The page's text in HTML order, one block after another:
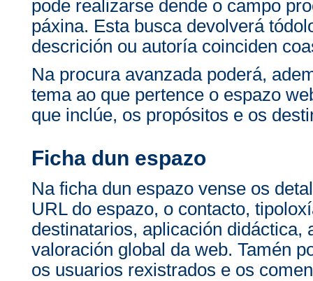
pode realizarse dende o campo
páxina. Esta busca devolverá
descrición ou autoría coinciden
Na procura avanzada poderá,
tema ao que pertence o espazo
que inclúe, os propósitos e os
Ficha dun espazo
Na ficha dun espazo vense os
URL do espazo, o contacto,
destinatarios, aplicación didáctica,
valoración global da web. Tamén
os usuarios rexistrados e os